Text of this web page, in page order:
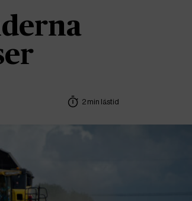
2 min lästid